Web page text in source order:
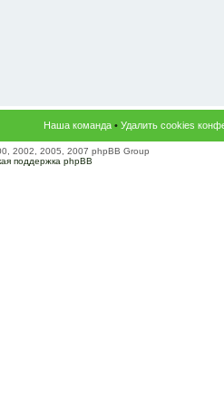
Наша команда • Удалить cookies
2002, 2005, 2007 phpBB Group
поддержка phpBB